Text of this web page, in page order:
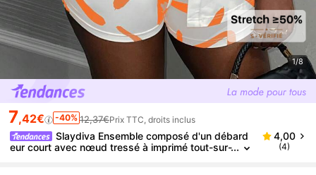
1/8
7,42€ -40% 12,37€Prix TTC, droits inclus
Slaydiva Ensemble composé d'un débard
eur court avec nœud tressé à imprimé tout-sur-
4,00
(4)